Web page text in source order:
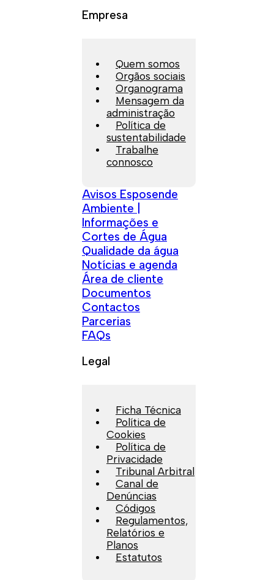
Empresa
Quem somos
Orgãos sociais
Organograma
Mensagem da
administração
Política de
sustentabilidade
Trabalhe
connosco
Avisos Esposende
Ambiente |
Informações e
Cortes de Água
Qualidade da água
Notícias e agenda
Área de cliente
Documentos
Contactos
Parcerias
FAQs
Legal
Ficha Técnica
Política de
Cookies
Política de
Privacidade
Tribunal Arbitral
Canal de
Denúncias
Códigos
Regulamentos,
Relatórios e
Planos
Estatutos